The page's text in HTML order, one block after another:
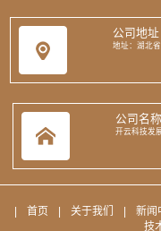
公司地址
地址：湖北
公司名称
开云科技发
首页 关于我们 新闻
技